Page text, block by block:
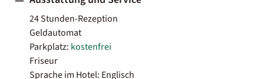
24 Stunden-Rezeption
Geldautomat
Parkplatz: kostenfrei
Friseur
Sprache im Hotel: Englisch